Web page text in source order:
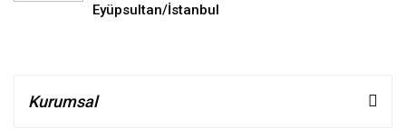
Eyüpsultan/İstanbul
Kurumsal